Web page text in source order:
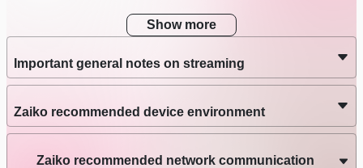
Latest Archive End Time
Jul 19 (Sun) 23:59JST
2026/7/16 16:30
Streaming
Stream date
Jul 16 (Thu) 16:30 – 17:30JST
Show more
Important general notes on streaming
Zaiko recommended device environment
Zaiko recommended network communication